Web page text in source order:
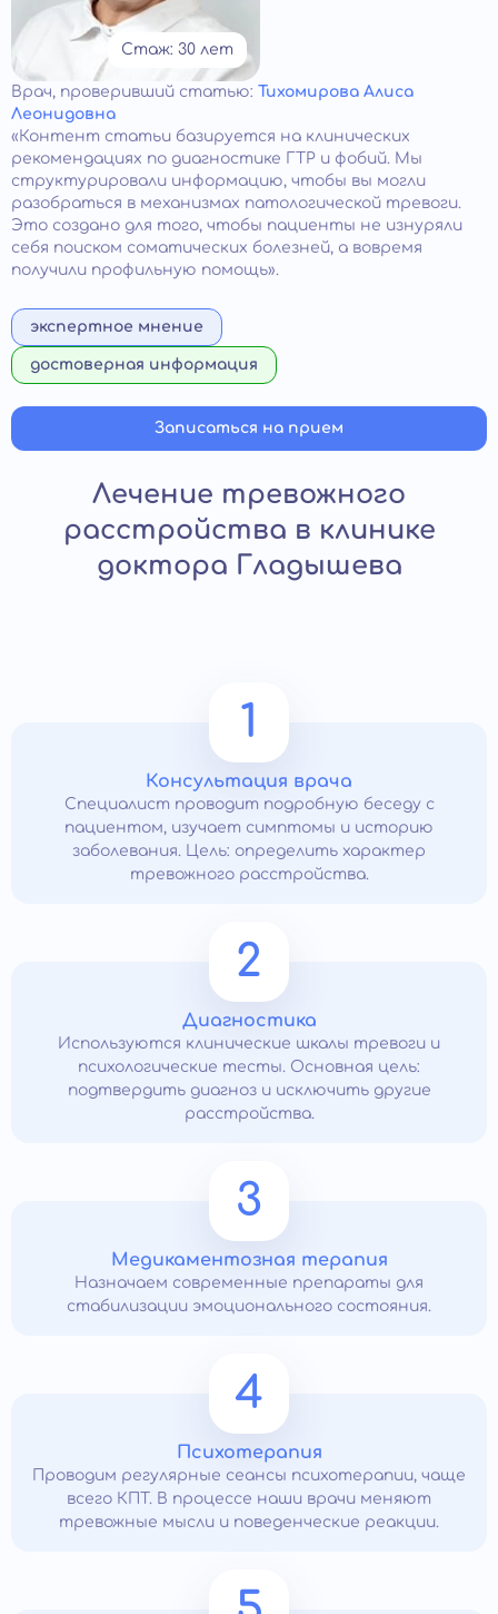
Стаж: 30 лет
Врач, проверивший статью: Тихомирова Алиса
Леонидовна
«Контент статьи базируется на клинических
рекомендациях по диагностике ГТР и фобий. Мы
структурировали информацию, чтобы вы могли
разобраться в механизмах патологической тревоги.
Это создано для того, чтобы пациенты не изнуряли
себя поиском соматических болезней, а вовремя
получили профильную помощь».
экспертное мнение
достоверная информация
Записаться на прием
Лечение тревожного
расстройства в клинике
доктора Гладышева
1
Консультация врача
Специалист проводит подробную беседу с
пациентом, изучает симптомы и историю
заболевания. Цель: определить характер
тревожного расстройства.
2
Диагностика
Используются клинические шкалы тревоги и
психологические тесты. Основная цель:
подтвердить диагноз и исключить другие
расстройства.
3
Медикаментозная терапия
Назначаем современные препараты для
стабилизации эмоционального состояния.
4
Психотерапия
Проводим регулярные сеансы психотерапии, чаще
всего КПТ. В процессе наши врачи меняют
тревожные мысли и поведенческие реакции.